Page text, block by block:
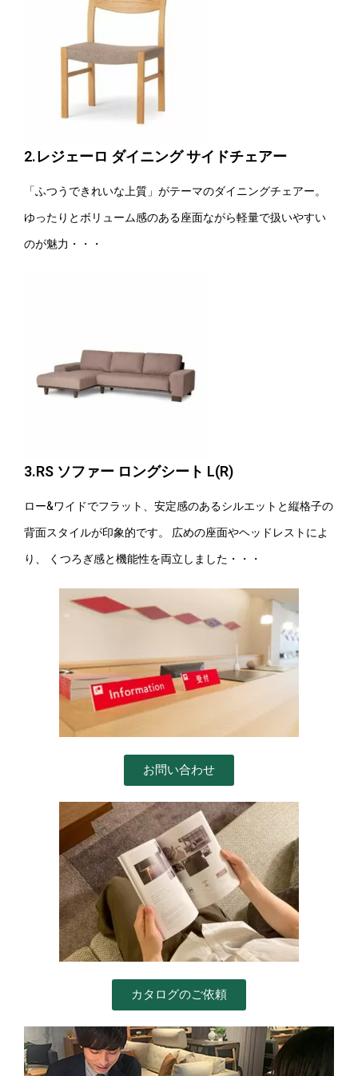
2.レジェーロ ダイニング サイドチェアー
「ふつうできれいな上質」がテーマのダイニングチェアー。
ゆったりとボリューム感のある座面ながら軽量で扱いやすい
のが魅力・・・
3.RS ソファー ロングシート L(R)
ロー&ワイドでフラット、安定感のあるシルエットと縦格子の
背面スタイルが印象的です。 広めの座面やヘッドレストによ
り、 くつろぎ感と機能性を両立しました・・・
お問い合わせ
カタログのご依頼